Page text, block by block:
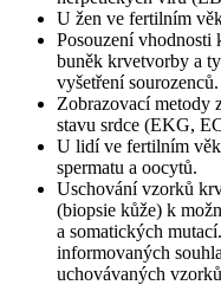
U žen ve fertilním
Posouzení vhodnosti
buněk krvetvorby a
vyšetření sourozenců.
Zobrazovací metody
stavu srdce (EKG,
U lidí ve fertilním
spermatu a oocytů.
Uschování vzorků
(biopsie kůže) k
a somatických
informovaných
uchovávaných